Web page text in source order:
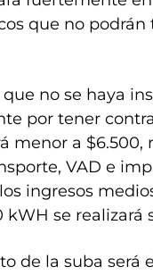
que no podrán
no se haya
por tener
menor a $6.500,
VAD e
ingresos
se realizará
de la suba será